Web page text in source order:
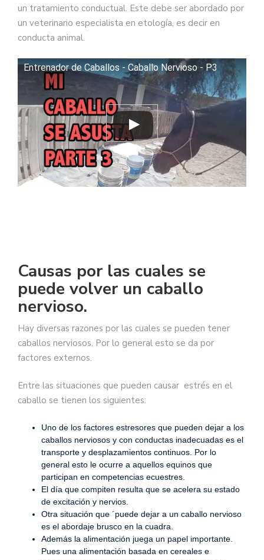
un tratamiento conductual. Este debe ser abordado por
un veterinario especialista en etología, es decir en
conducta animal.
Entrenador de Caballos - Caballo Nervioso - P3
Causas por las cuales se
puede volver un caballo
nervioso.
Hay diversas razones por las cuales se pueden tener
caballos nerviosos. Por lo general esto se da por
factores externos.
Entre las situaciones que pueden causar estrés en el
caballo se tienen los siguientes:
Uno de los factores estresores que pueden dejar a los
caballos nerviosos y con conductas inadecuadas es el
transporte y desplazamientos continuos. Por lo
general esto le ocurre a aquellos equinos que
participan en competencias ecuestres.
El día que compiten resulta que se acelera su estado
de excitación y nervios.
Otra situación que ´puede dejar a un caballo nervioso
es el abordaje brusco en la cuadra.
Además la alimentación juega un papel importante.
Pues una alimentación basada en cereales e